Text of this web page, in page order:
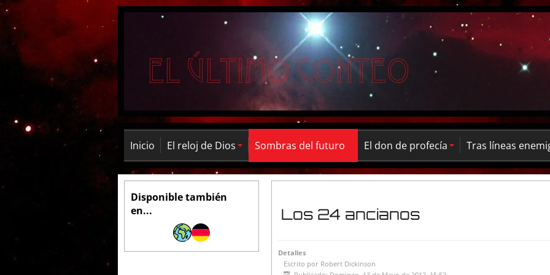
Inicio El reloj de Dios Sombras del futuro El don de profecía Tras líneas
Disponible también
en...
Los 24 ancianos
Detalles
Escrito por Robert Dickinson